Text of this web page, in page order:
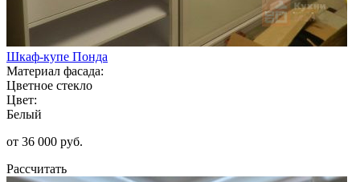
Шкаф-купе Понда
Материал фасада:
Цветное стекло
Цвет:
Белый
от 36 000 руб.
Рассчитать